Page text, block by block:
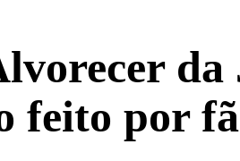
da
feito por fã